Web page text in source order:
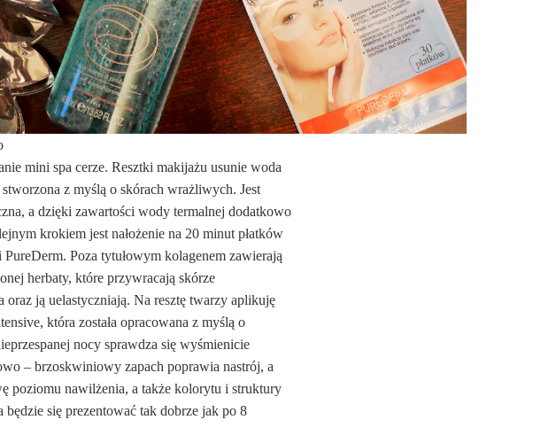
mini spa cerze. Resztki makijażu usunie woda
stworzona z myślą o skórach wrażliwych. Jest
a dzięki zawartości wody termalnej dodatkowo
krokiem jest nałożenie na 20 minut płatków
Poza tytułowym kolagenem zawierają
herbaty, które przywracają skórze
ją uelastyczniają. Na resztę twarzy aplikuję
która została opracowana z myślą o
nocy sprawdza się wyśmienicie
– brzoskwiniowy zapach poprawia nastrój, a
poziomu nawilżenia, a także kolorytu i struktury
będzie się prezentować tak dobrze jak po 8